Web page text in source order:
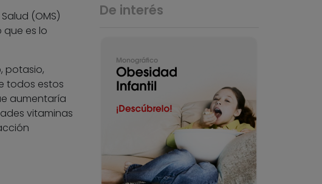
(OMS)
que es lo
potasio,
todos estos
aumentaría
vitaminas
De interés